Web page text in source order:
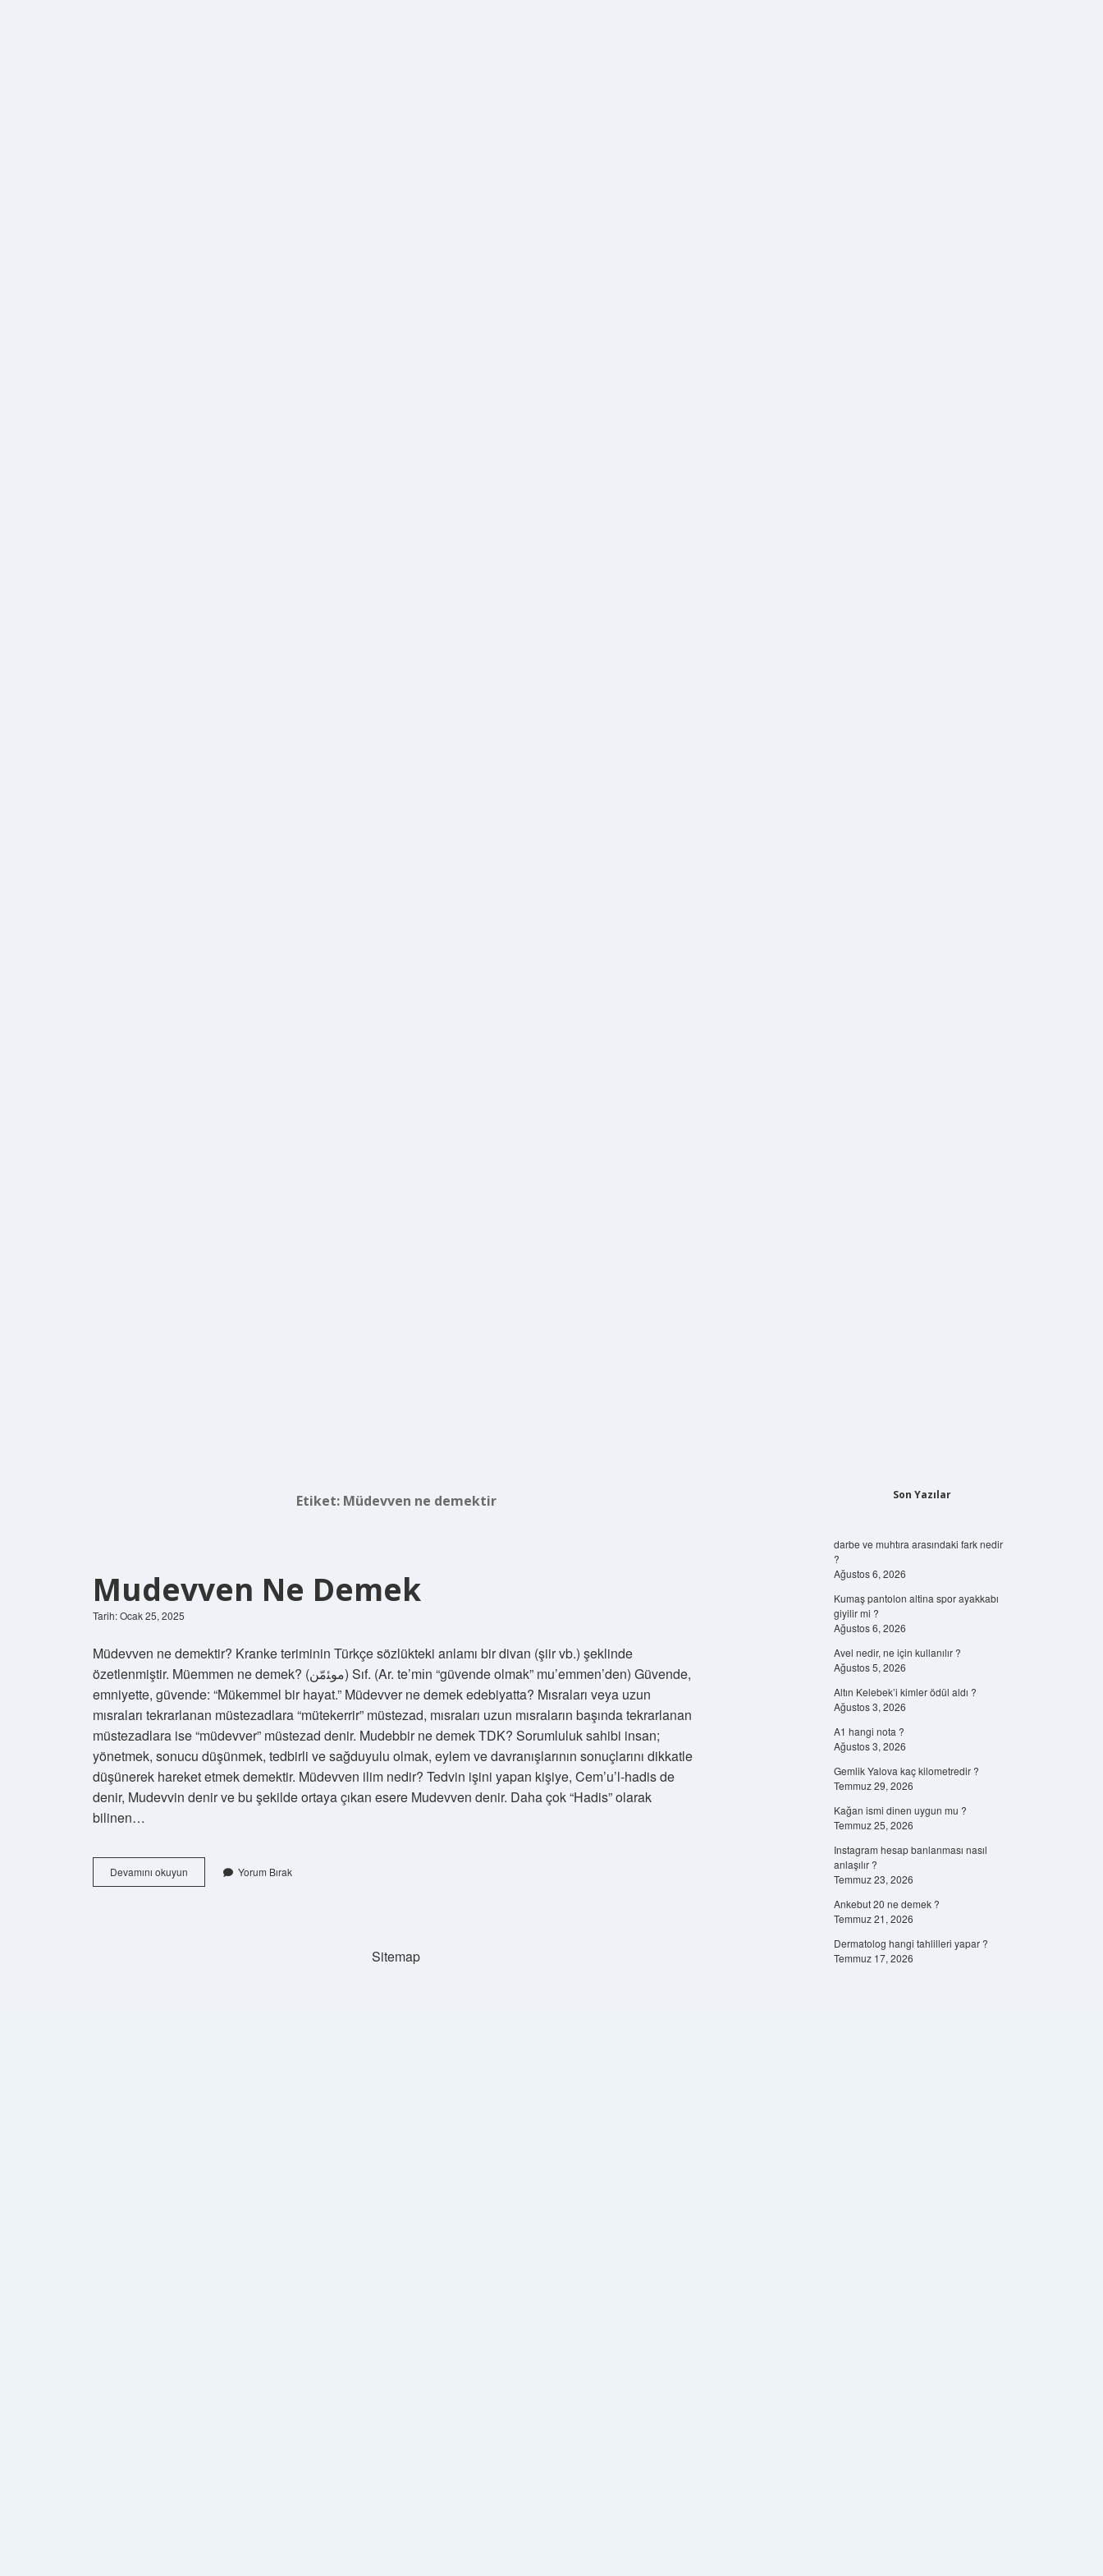
Etiket: Müdevven ne demektir
Mudevven Ne Demek
Tarih: Ocak 25, 2025
Müdevven ne demektir? Kranke teriminin Türkçe sözlükteki anlamı bir divan (şiir vb.) şeklinde
özetlenmiştir. Müemmen ne demek? (ﻣﻮﺌﻣّﻦ) Sıf. (Ar. te’mіn “güvende olmak” mu’emmen’den) Güvende,
emniyette, güvende: “Mükemmel bir hayat.” Müdevver ne demek edebiyatta? Mısraları veya uzun
mısraları tekrarlanan müstezadlara “mütekerrir” müstezad, mısraları uzun mısraların başında tekrarlanan
müstezadlara ise “müdevver” müstezad denir. Mudebbir ne demek TDK? Sorumluluk sahibi insan;
yönetmek, sonucu düşünmek, tedbirli ve sağduyulu olmak, eylem ve davranışlarının sonuçlarını dikkatle
düşünerek hareket etmek demektir. Müdevven ilim nedir? Tedvin işini yapan kişiye, Cem’u’l-hadis de
denir, Mudevvin denir ve bu şekilde ortaya çıkan esere Mudevven denir. Daha çok “Hadis” olarak
bilinen…
Devamını okuyun Mudevven
Ne
Yorum Bırak
Sitemap
Son Yazılar
darbe ve muhtıra arasındaki fark nedir
?
Ağustos 6, 2026
Kumaş pantolon altina spor ayakkabı
giyilir mi ?
Ağustos 6, 2026
Avel nedir, ne için kullanılır ?
Ağustos 5, 2026
Altın Kelebek’i kimler ödül aldı ?
Ağustos 3, 2026
A1 hangi nota ?
Ağustos 3, 2026
Gemlik Yalova kaç kilometredir ?
Temmuz 29, 2026
Kağan ismi dinen uygun mu ?
Temmuz 25, 2026
Instagram hesap banlanması nasıl
anlaşılır ?
Temmuz 23, 2026
Ankebut 20 ne demek ?
Temmuz 21, 2026
Dermatolog hangi tahlilleri yapar ?
Temmuz 17, 2026